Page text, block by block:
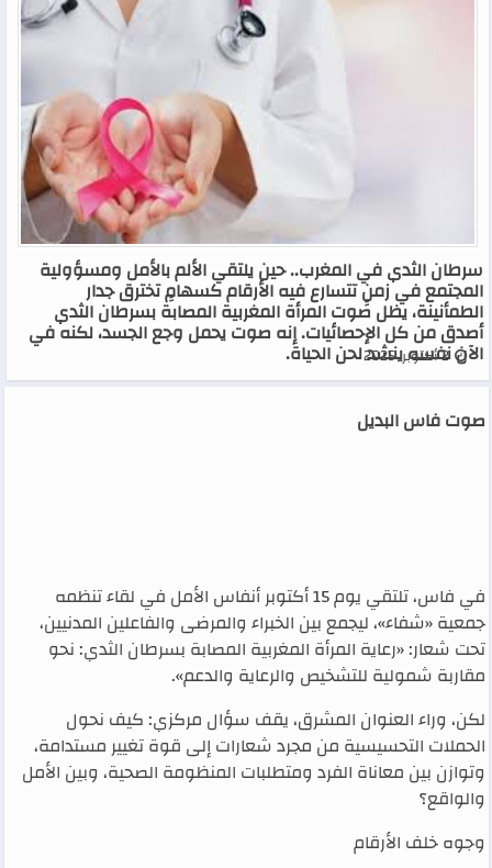
سرطان الثدي في المغرب.. حين يلتقي الألم بالأمل ومسؤولية
المجتمع في زمنٍ تتسارع فيه الأرقام كسهامٍ تخترق جدار
الطمأنينة، يظل صوت المرأة المغربية المصابة بسرطان الثدي
أصدق من كل الإحصائيات. إنه صوت يحمل وجع الجسد، لكنه في
الآن نفسه ينشد لحن الحياة.
2 أكتوبر، 2025
صوت فاس البديل
في فاس، تلتقي يوم 15 أكتوبر أنفاس الأمل في لقاء تنظمه
جمعية «شفاء»، ليجمع بين الخبراء والمرضى والفاعلين المدنيين،
تحت شعار: «رعاية المرأة المغربية المصابة بسرطان الثدي: نحو
مقاربة شمولية للتشخيص والرعاية والدعم».
لكن، وراء العنوان المشرق، يقف سؤال مركزي: كيف نحول
الحملات التحسيسية من مجرد شعارات إلى قوة تغيير مستدامة،
وتوازن بين معاناة الفرد ومتطلبات المنظومة الصحية، وبين الأمل
والواقع؟
وجوه خلف الأرقام